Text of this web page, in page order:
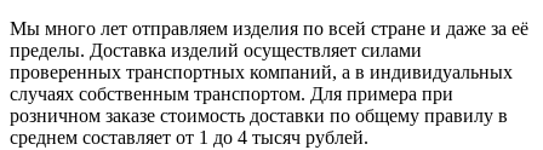
Мы много лет отправляем изделия по всей стране и даже за её
пределы. Доставка изделий осуществляет силами
проверенных транспортных компаний, а в индивидуальных
случаях собственным транспортом. Для примера при
розничном заказе стоимость доставки по общему правилу в
среднем составляет от 1 до 4 тысяч рублей.